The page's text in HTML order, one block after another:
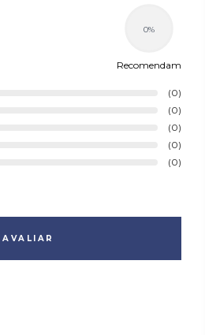
0%
Recomendam
(0)
(0)
(0)
(0)
(0)
AVALIAR